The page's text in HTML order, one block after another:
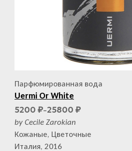
Парфюмированная вода
Uermi Or White
5200 ₽–25800 ₽
by Cecile Zarokian
Кожаные, Цветочные
Италия, 2016